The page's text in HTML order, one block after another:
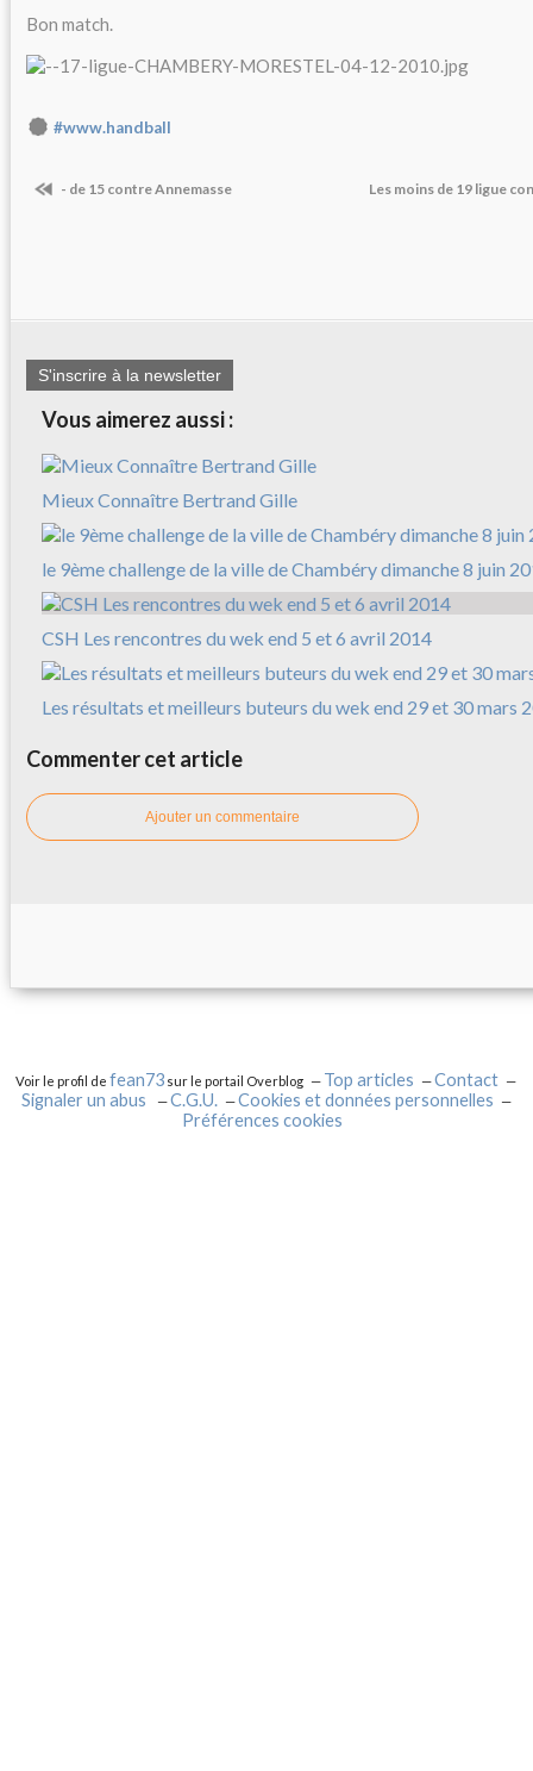
Bon match.
#www.handball
- de 15 contre Annemasse Les moins de 19 ligue
S'inscrire à la newsletter
Vous aimerez aussi :
Mieux Connaître Bertrand Gille
le 9ème challenge de la ville de Chambéry dimanche 8 juin
CSH Les rencontres du wek end 5 et 6 avril 2014
Les résultats et meilleurs buteurs du wek end 29 et 30 mars
Commenter cet article
Ajouter un commentaire
Voir le profil defean73 sur le portail Overblog Top articles
Contact
Signaler un abus
C.G.U.
Cookies et données personnelles
Préférences cookies